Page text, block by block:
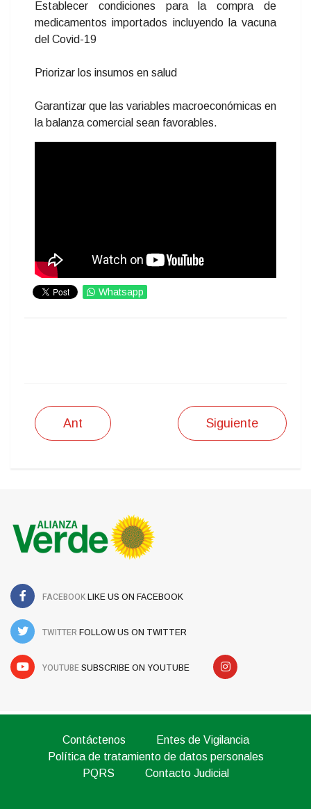
Establecer condiciones para la compra de
medicamentos importados incluyendo la vacuna
del Covid-19
Priorizar los insumos en salud
Garantizar que las variables macroeconómicas en
la balanza comercial sean favorables.
Whatsapp
Ant Siguiente
FACEBOOK LIKE US ON FACEBOOK
TWITTER FOLLOW US ON TWITTER
YOUTUBE SUBSCRIBE ON YOUTUBE
Contáctenos
Entes de Vigilancia
Política de tratamiento de datos personales
PQRS
Contacto Judicial